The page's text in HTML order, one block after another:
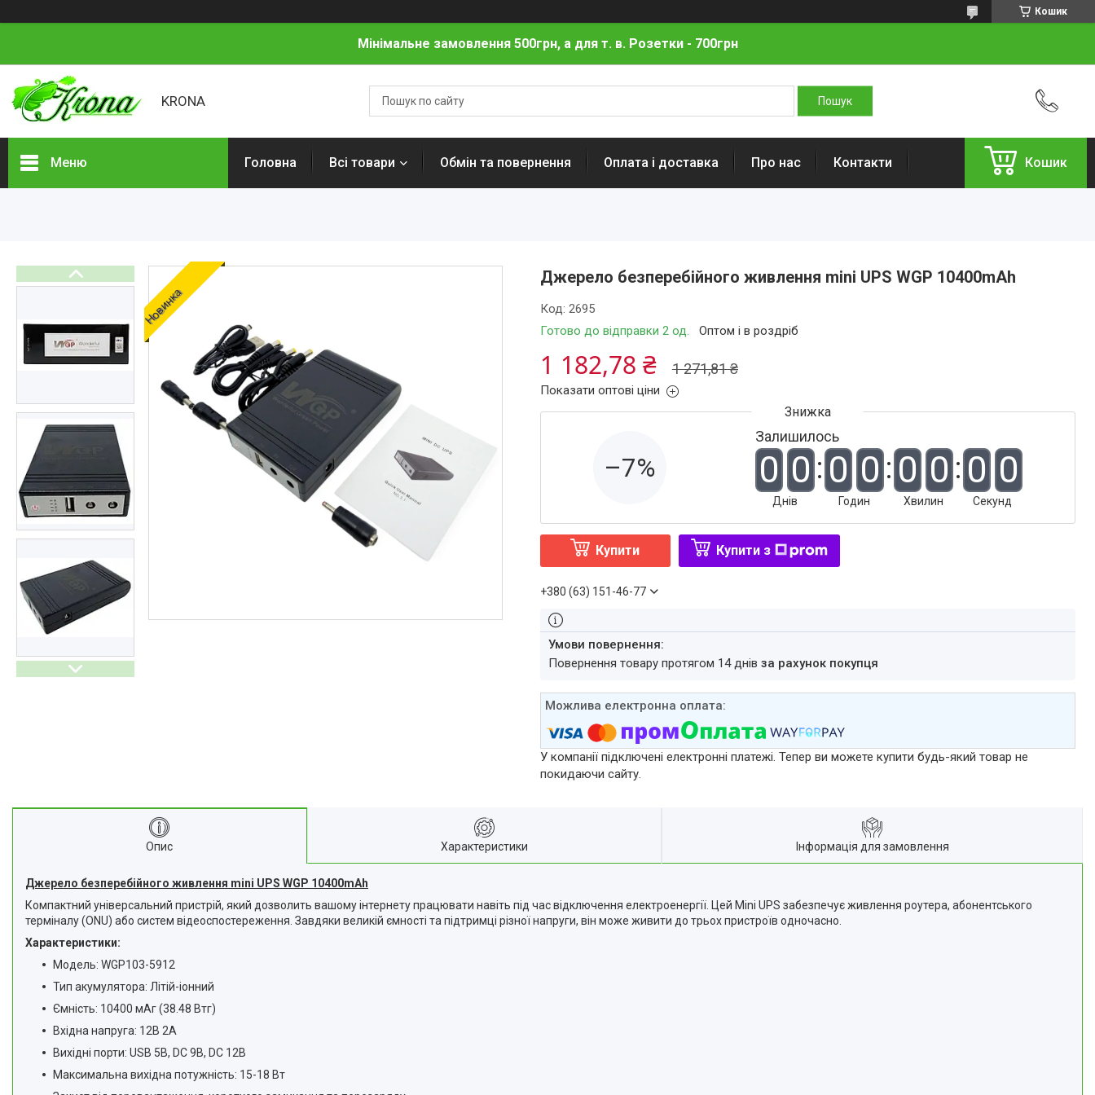
Кошик
Мінімальне замовлення 500грн, а для т. в. Розетки - 700грн
KRONA
Меню Головна Всі товари Обмін та повернення Оплата і доставка Про нас Контакти Кошик
Новинка
Джерело безперебійного живлення mini UPS WGP 10400mAh
Готово до відправки 2 од. Оптом і в роздріб
Код: 2695
1 271,81 ₴
1 182,78 ₴
Показати оптові ціни
–7%
Залишилось
0 0
Днів
0 0
Годин
0 0
Хвилин
0 0
Секунд
Купити Купити з
+380 (63) 151-46-77
повернення товару протягом 14 днів за рахунок покупця
У компанії підключені електронні платежі. Тепер ви можете купити будь-який товар не
покидаючи сайту.
Опис Характеристики Інформація для замовлення
Джерело безперебійного живлення mini UPS WGP 10400mAh
Компактний універсальний пристрій, який дозволить вашому інтернету працювати навіть під час відключення електроенергії. Цей Mini UPS забезпечує живлення роутера, абонентського
терміналу (ONU) або систем відеоспостереження. Завдяки великій ємності та підтримці різної напруги, він може живити до трьох пристроїв одночасно.
Характеристики:
Модель: WGP103-5912
Тип акумулятора: Літій-іонний
Ємність: 10400 мАг (38.48 Втг)
Вхідна напруга: 12В 2А
Вихідні порти: USB 5В, DC 9В, DC 12В
Максимальна вихідна потужність: 15-18 Вт